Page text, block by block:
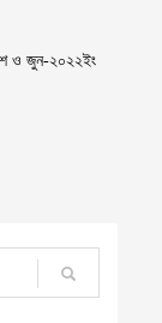
ও জুন-২০২২ইং